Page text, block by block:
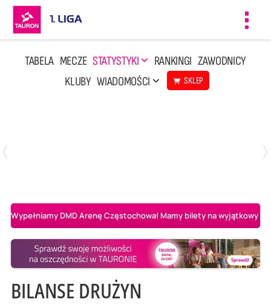
TABELA MECZE STATYSTYKI RANKINGI ZAWODNICY
KLUBY WIADOMOŚCI SKLEP
Wypełniamy DMD Arenę Częstochowa! Mamy bilety na wyjątkowy
BILANSE DRUŻYN